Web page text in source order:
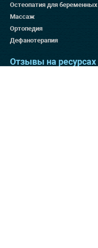
Остеопатия для беременных
Массаж
Ортопедия
Дефанотерапия
Отзывы на ресурсах